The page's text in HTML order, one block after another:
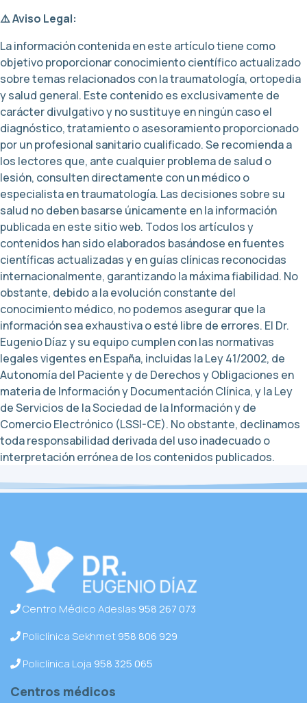
⚠️ Aviso Legal:
La información contenida en este artículo tiene como
objetivo proporcionar conocimiento científico actualizado
sobre temas relacionados con la traumatología, ortopedia
y salud general. Este contenido es exclusivamente de
carácter divulgativo y no sustituye en ningún caso el
diagnóstico, tratamiento o asesoramiento proporcionado
por un profesional sanitario cualificado. Se recomienda a
los lectores que, ante cualquier problema de salud o
lesión, consulten directamente con un médico o
especialista en traumatología. Las decisiones sobre su
salud no deben basarse únicamente en la información
publicada en este sitio web. Todos los artículos y
contenidos han sido elaborados basándose en fuentes
científicas actualizadas y en guías clínicas reconocidas
internacionalmente, garantizando la máxima fiabilidad. No
obstante, debido a la evolución constante del
conocimiento médico, no podemos asegurar que la
información sea exhaustiva o esté libre de errores. El Dr.
Eugenio Díaz y su equipo cumplen con las normativas
legales vigentes en España, incluidas la Ley 41/2002, de
Autonomía del Paciente y de Derechos y Obligaciones en
materia de Información y Documentación Clínica, y la Ley
de Servicios de la Sociedad de la Información y de
Comercio Electrónico (LSSI-CE). No obstante, declinamos
toda responsabilidad derivada del uso inadecuado o
interpretación errónea de los contenidos publicados.
Centro Médico Adeslas 958 267 073
Policlínica Sekhmet958 806 929
Policlínica Loja 958 325 065
Centros médicos